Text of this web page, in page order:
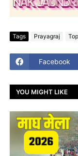
Tags Prayagraj Top
Facebook
YOU MIGHT LIKE